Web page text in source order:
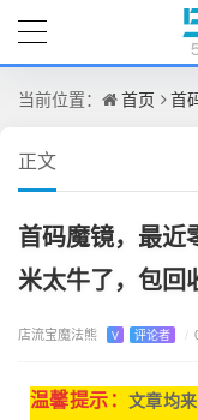
当前位置： 首页 首
正文
首码魔镜，最近
米太牛了，包回
店流宝魔法熊 V 评论者 /
温馨提示： 文章均